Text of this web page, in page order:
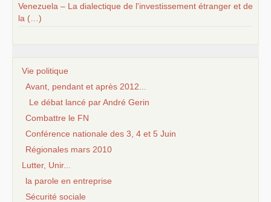
Venezuela – La dialectique de l'investissement étranger et de
la (…)
Vie politique
Avant, pendant et après 2012...
Le débat lancé par André Gerin
Combattre le FN
Conférence nationale des 3, 4 et 5 Juin
Régionales mars 2010
Lutter, Unir...
la parole en entreprise
Sécurité sociale